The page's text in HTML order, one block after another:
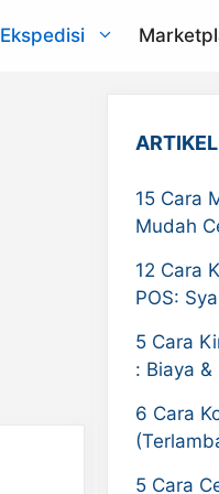
Ekspedisi
Janio
RPX
ZDEX
15 Cara
Mudah
12 Cara
POS:
5 Cara
: Biaya &
6 Cara
5 Cara